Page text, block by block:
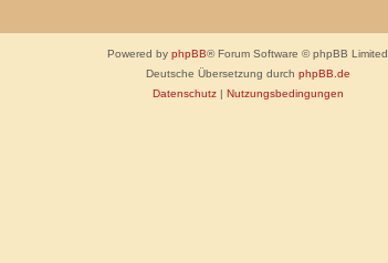
Powered by phpBB® Forum Software © phpBB Limited
Deutsche Übersetzung durch phpBB.de
Datenschutz| Nutzungsbedingungen